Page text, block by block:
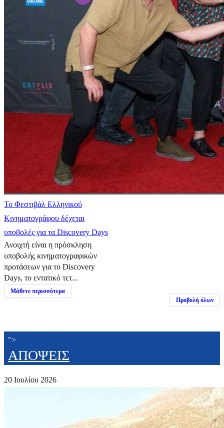
Το Φεστιβάλ Ελληνικού
Κινηματογράφου δέχεται
υποβολές για τα Discovery Days
Ανοιχτή είναι η πρόσκληση
υποβολής κινηματογραφικών
προτάσεων για το Discovery
Days, το εντατικό τετ...
Μάθετε περισσότερα
Προβολή όλων
">
ΑΠΟΨΕΙΣ
20 Ιουλίου 2026